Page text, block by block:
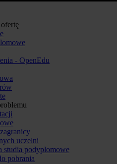
- OpenEdu
uczelni
studia podyplomowe
pobrania